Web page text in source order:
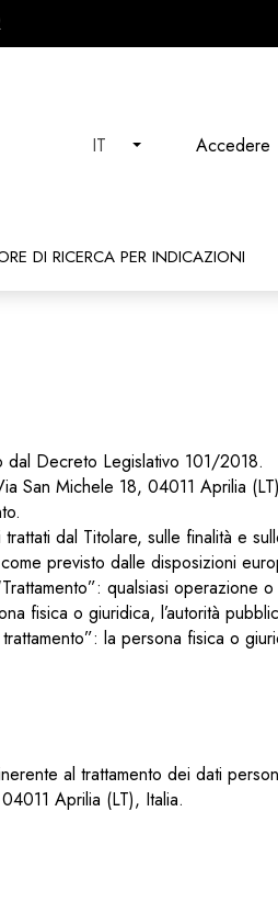
IT Accedere
DI RICERCA PER INDICAZIONI
Decreto Legislativo 101/2018.
San Michele 18, 04011 Aprilia
dal Titolare, sulle finalità e
previsto dalle disposizioni
qualsiasi operazione
fisica o giuridica, l’autorità
la persona fisica o
al trattamento dei dati
Aprilia (LT), Italia.